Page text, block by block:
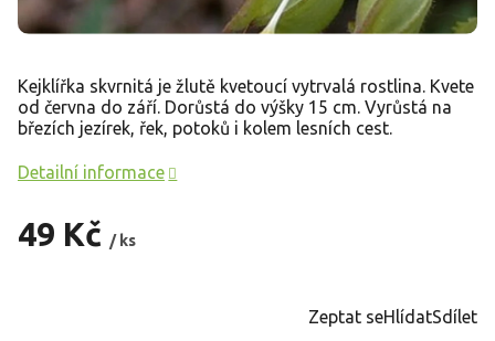
49 Kč / ks
Kejklířka skvrnitá je žlutě kvetoucí vytrvalá rostlina. Kvete
od června do září. Dorůstá do výšky 15 cm. Vyrůstá na
březích jezírek, řek, potoků i kolem lesních cest.
Detailní informace
Zeptat seHlídatSdílet